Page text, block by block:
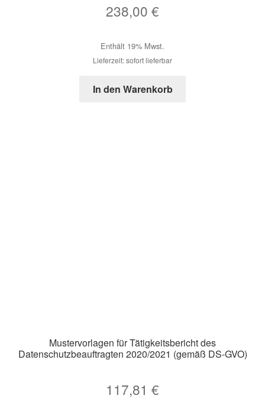
238,00 €
Enthält 19% Mwst.
Lieferzeit: sofort lieferbar
In den Warenkorb
Mustervorlagen für Tätigkeitsbericht des
Datenschutzbeauftragten 2020/2021 (gemäß DS-GVO)
117,81 €